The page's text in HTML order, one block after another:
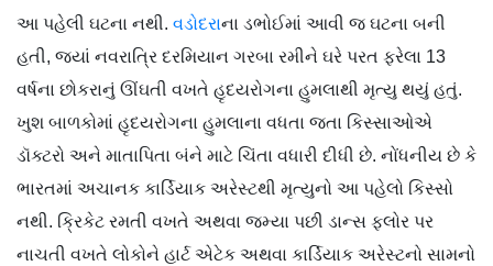
આ પહેલી ઘટના નથી. વડોદરાના ડભોઈમાં આવી જ ઘટના બની
હતી, જ્યાં નવરાત્રિ દરમિયાન ગરબા રમીને ઘરે પરત ફરેલા 13
વર્ષના છોકરાનું ઊંઘતી વખતે હૃદયરોગના હુમલાથી મૃત્યુ થયું હતું.
ખુશ બાળકોમાં હૃદયરોગના હુમલાના વધતા જતા કિસ્સાઓએ
ડૉક્ટરો અને માતાપિતા બંને માટે ચિંતા વધારી દીધી છે. નોંધનીય છે કે
ભારતમાં અચાનક કાર્ડિયાક અરેસ્ટથી મૃત્યુનો આ પહેલો કિસ્સો
નથી. ક્રિકેટ રમતી વખતે અથવા જમ્યા પછી ડાન્સ ફ્લોર પર
નાચતી વખતે લોકોને હાર્ટ એટેક અથવા કાર્ડિયાક અરેસ્ટનો સામનો